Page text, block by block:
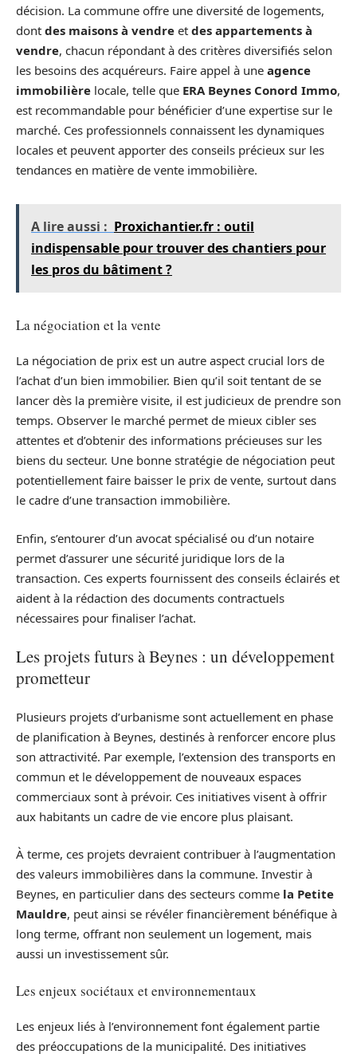
décision. La commune offre une diversité de logements,
dont des maisons à vendre et des appartements à
vendre, chacun répondant à des critères diversifiés selon
les besoins des acquéreurs. Faire appel à une agence
immobilière locale, telle que ERA Beynes Conord Immo,
est recommandable pour bénéficier d’une expertise sur le
marché. Ces professionnels connaissent les dynamiques
locales et peuvent apporter des conseils précieux sur les
tendances en matière de vente immobilière.
A lire aussi : Proxichantier.fr : outil
indispensable pour trouver des chantiers pour
les pros du bâtiment ?
La négociation et la vente
La négociation de prix est un autre aspect crucial lors de
l’achat d’un bien immobilier. Bien qu’il soit tentant de se
lancer dès la première visite, il est judicieux de prendre son
temps. Observer le marché permet de mieux cibler ses
attentes et d’obtenir des informations précieuses sur les
biens du secteur. Une bonne stratégie de négociation peut
potentiellement faire baisser le prix de vente, surtout dans
le cadre d’une transaction immobilière.
Enfin, s’entourer d’un avocat spécialisé ou d’un notaire
permet d’assurer une sécurité juridique lors de la
transaction. Ces experts fournissent des conseils éclairés et
aident à la rédaction des documents contractuels
nécessaires pour finaliser l’achat.
Les projets futurs à Beynes : un développement
prometteur
Plusieurs projets d’urbanisme sont actuellement en phase
de planification à Beynes, destinés à renforcer encore plus
son attractivité. Par exemple, l’extension des transports en
commun et le développement de nouveaux espaces
commerciaux sont à prévoir. Ces initiatives visent à offrir
aux habitants un cadre de vie encore plus plaisant.
À terme, ces projets devraient contribuer à l’augmentation
des valeurs immobilières dans la commune. Investir à
Beynes, en particulier dans des secteurs comme la Petite
Mauldre, peut ainsi se révéler financièrement bénéfique à
long terme, offrant non seulement un logement, mais
aussi un investissement sûr.
Les enjeux sociétaux et environnementaux
Les enjeux liés à l’environnement font également partie
des préoccupations de la municipalité. Des initiatives